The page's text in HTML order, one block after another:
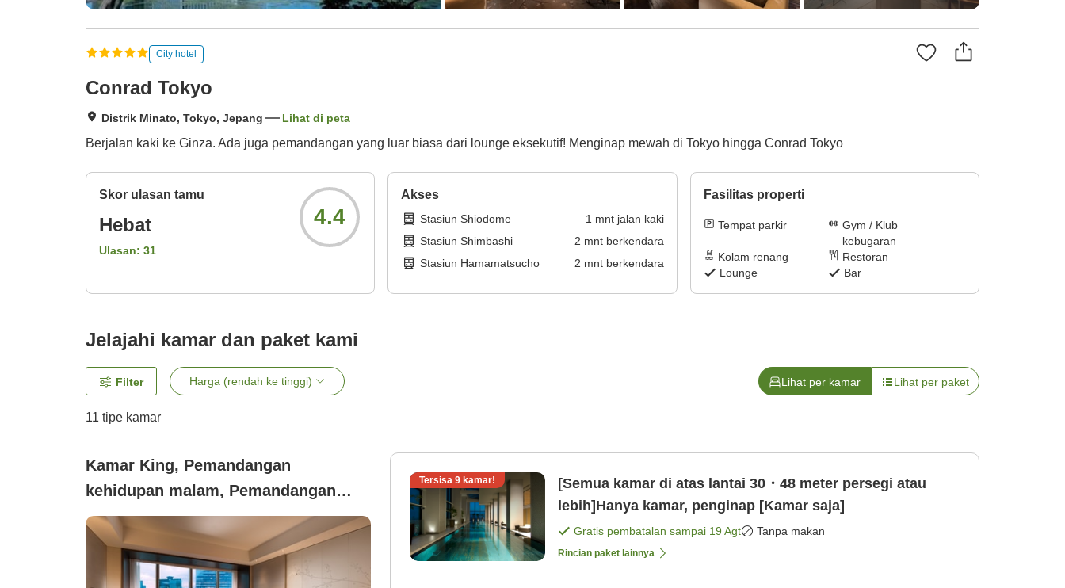
City hotel
Conrad Tokyo
Distrik Minato, Tokyo, Jepang Lihat di peta
Berjalan kaki ke Ginza. Ada juga pemandangan yang luar biasa dari lounge eksekutif! Menginap mewah di Tokyo hingga Conrad Tokyo
Skor ulasan tamu
Hebat
Ulasan: 31
4.4
Akses
Stasiun Shiodome 1 mnt jalan kaki
Stasiun Shimbashi
2 mnt berkendara
Stasiun Hamamatsucho
2 mnt berkendara
Fasilitas properti
Tempat parkir
Gym / Klub
kebugaran
Kolam renang
Restoran
Lounge
Bar
Jelajahi kamar dan paket kami
Filter Harga (rendah ke tinggi) Lihat per kamar Lihat per paket
11 tipe kamar
Kamar King, Pemandangan
kehidupan malam, Pemandangan
kota, Tidak merokok (【Bebas asap
rokok】City King Room)
Tersisa 9 kamar!
[Semua kamar di atas lantai 30・48 meter persegi atau
lebih]Hanya kamar, penginap [Kamar saja]
Gratis pembatalan sampai 19 Agt Tanpa makan
Rincian paket lainnya